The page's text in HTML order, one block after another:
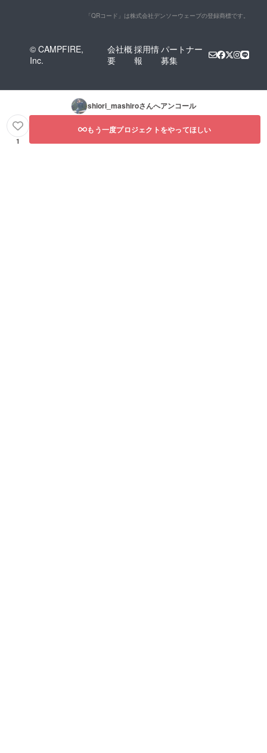
「QRコード」は株式会社デンソーウェーブの登録商標です。
© CAMPFIRE,
Inc.
会社概
要
採用情
報
パートナー
募集
shiori_mashiroさんへアンコール
1
もう一度プロジェクトをやってほしい